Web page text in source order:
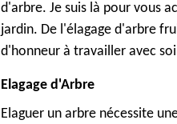
d'arbre. Je suis là pour vous
jardin. De l'élagage d'arbre
d'honneur à travailler avec
Elagage d'Arbre
Elaguer un arbre nécessite